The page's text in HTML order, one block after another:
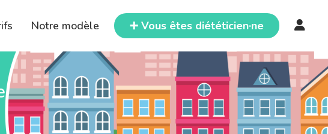
Notre modèle ➕ Vous êtes diététicien·ne